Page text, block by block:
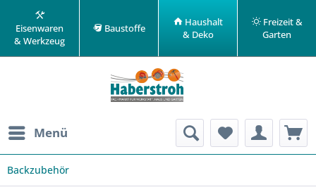
Eisenwaren
& Werkzeug
Baustoffe
Haushalt
& Deko
Freizeit &
Garten
Menü
Backzubehör